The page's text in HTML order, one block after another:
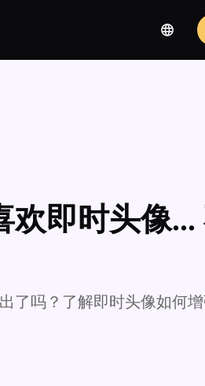
欢即时头像
了吗？了解即时头像如何